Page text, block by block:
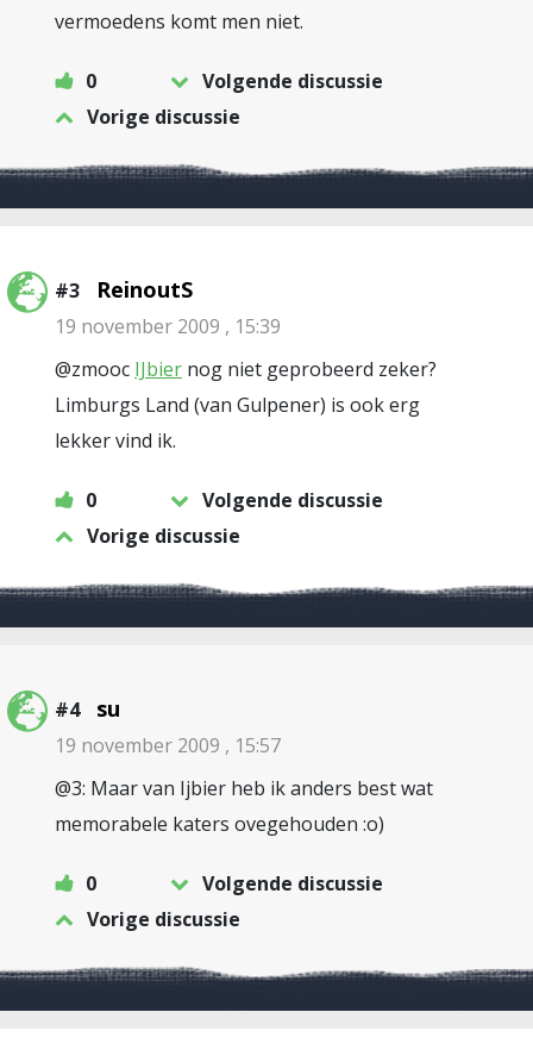
vermoedens komt men niet.
0
Volgende discussie
Vorige discussie
#3 ReinoutS
19 november 2009 , 15:39
@zmooc IJbier nog niet geprobeerd zeker?
Limburgs Land (van Gulpener) is ook erg
lekker vind ik.
0
Volgende discussie
Vorige discussie
#4 su
19 november 2009 , 15:57
@3: Maar van Ijbier heb ik anders best wat
memorabele katers ovegehouden :o)
0
Volgende discussie
Vorige discussie